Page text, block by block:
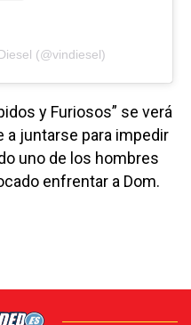
(@vindiesel)
y Furiosos” se verá
a juntarse para impedir
uno de los hombres
enfrentar a Dom.